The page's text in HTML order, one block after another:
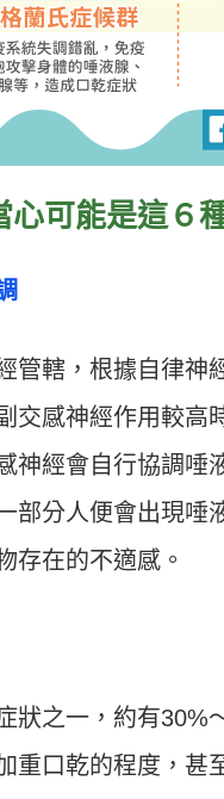
心可能是這６
管轄，根據自律神
交感神經作用較高
神經會自行協調唾
部分人便會出現唾
存在的不適感。
狀之一，約有
重口乾的程度，甚